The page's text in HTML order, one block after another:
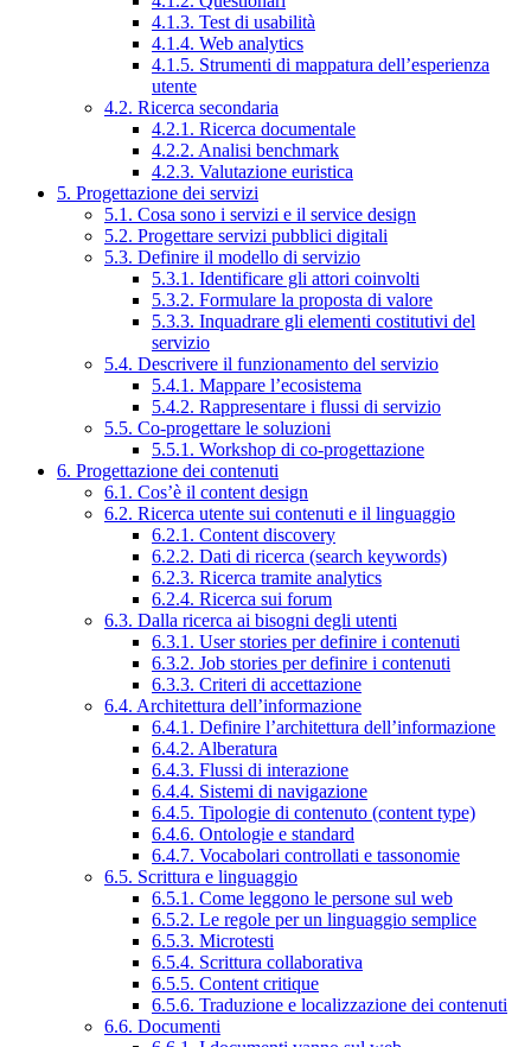
4.1.3. Test di usabilità
4.1.4. Web analytics
4.1.5. Strumenti di mappatura dell’esperienza
utente
4.2. Ricerca secondaria
4.2.1. Ricerca documentale
4.2.2. Analisi benchmark
4.2.3. Valutazione euristica
5. Progettazione dei servizi
5.1. Cosa sono i servizi e il service design
5.2. Progettare servizi pubblici digitali
5.3. Definire il modello di servizio
5.3.1. Identificare gli attori coinvolti
5.3.2. Formulare la proposta di valore
5.3.3. Inquadrare gli elementi costitutivi del
servizio
5.4. Descrivere il funzionamento del servizio
5.4.1. Mappare l’ecosistema
5.4.2. Rappresentare i flussi di servizio
5.5. Co-progettare le soluzioni
5.5.1. Workshop di co-progettazione
6. Progettazione dei contenuti
6.1. Cos’è il content design
6.2. Ricerca utente sui contenuti e il linguaggio
6.2.1. Content discovery
6.2.2. Dati di ricerca (search keywords)
6.2.3. Ricerca tramite analytics
6.2.4. Ricerca sui forum
6.3. Dalla ricerca ai bisogni degli utenti
6.3.1. User stories per definire i contenuti
6.3.2. Job stories per definire i contenuti
6.3.3. Criteri di accettazione
6.4. Architettura dell’informazione
6.4.1. Definire l’architettura dell’informazione
6.4.2. Alberatura
6.4.3. Flussi di interazione
6.4.4. Sistemi di navigazione
6.4.5. Tipologie di contenuto (content type)
6.4.6. Ontologie e standard
6.4.7. Vocabolari controllati e tassonomie
6.5. Scrittura e linguaggio
6.5.1. Come leggono le persone sul web
6.5.2. Le regole per un linguaggio semplice
6.5.3. Microtesti
6.5.4. Scrittura collaborativa
6.5.5. Content critique
6.5.6. Traduzione e localizzazione dei contenuti
6.6. Documenti